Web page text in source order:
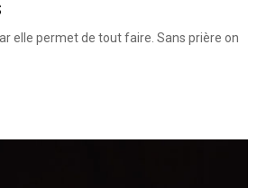
elle permet de tout faire. Sans prière on